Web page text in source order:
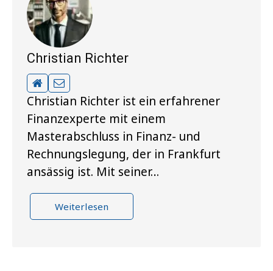
Christian Richter
Christian Richter ist ein erfahrener
Finanzexperte mit einem
Masterabschluss in Finanz- und
Rechnungslegung, der in Frankfurt
ansässig ist. Mit seiner…
Weiterlesen